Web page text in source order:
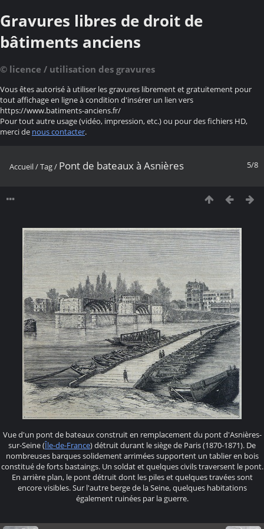
Gravures libres de droit de
bâtiments anciens
© licence / utilisation des gravures
Vous êtes autorisé à utiliser les gravures librement et gratuitement pour
tout affichage en ligne à condition d'insérer un lien vers
https://www.batiments-anciens.fr/
Pour tout autre usage (vidéo, impression, etc.) ou pour des fichiers HD,
merci de nous contacter.
5/8
Accueil/Tag/ Pont de bateaux à Asnières
Vue d'un pont de bateaux construit en remplacement du pont d'Asnières-
sur-Seine (Île-de-France) détruit durant le siège de Paris (1870-1871). De
nombreuses barques solidement arrimées supportent un tablier en bois
constitué de forts bastaings. Un soldat et quelques civils traversent le pont.
En arrière plan, le pont détruit dont les piles et quelques travées sont
encore visibles. Sur l'autre berge de la Seine, quelques habitations
également ruinées par la guerre.